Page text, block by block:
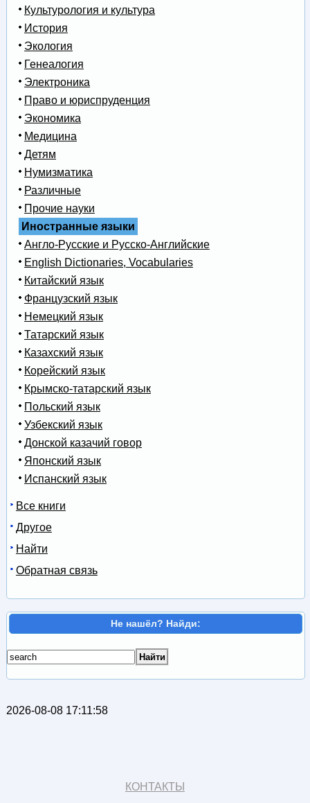
Культурология и культура
История
Экология
Генеалогия
Электроника
Право и юриспруденция
Экономика
Медицина
Детям
Нумизматика
Различные
Прочие науки
Иностранные языки
Англо-Русские и Русско-Английские
English Dictionaries, Vocabularies
Китайский язык
Французский язык
Немецкий язык
Татарский язык
Казахский язык
Корейский язык
Крымско-татарский язык
Польский язык
Узбекский язык
Донской казачий говор
Японский язык
Испанский язык
Все книги
Другое
Найти
Обратная связь
Не нашёл? Найди:
2026-08-08 17:11:58
КОНТАКТЫ